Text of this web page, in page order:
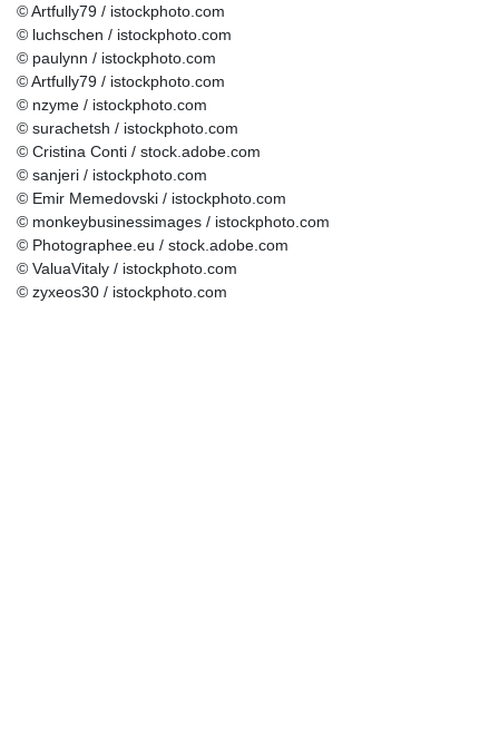
© Artfully79 / istockphoto.com
© luchschen / istockphoto.com
© paulynn / istockphoto.com
© Artfully79 / istockphoto.com
© nzyme / istockphoto.com
© surachetsh / istockphoto.com
© Cristina Conti / stock.adobe.com
© sanjeri / istockphoto.com
© Emir Memedovski / istockphoto.com
© monkeybusinessimages / istockphoto.com
© Photographee.eu / stock.adobe.com
© ValuaVitaly / istockphoto.com
© zyxeos30 / istockphoto.com